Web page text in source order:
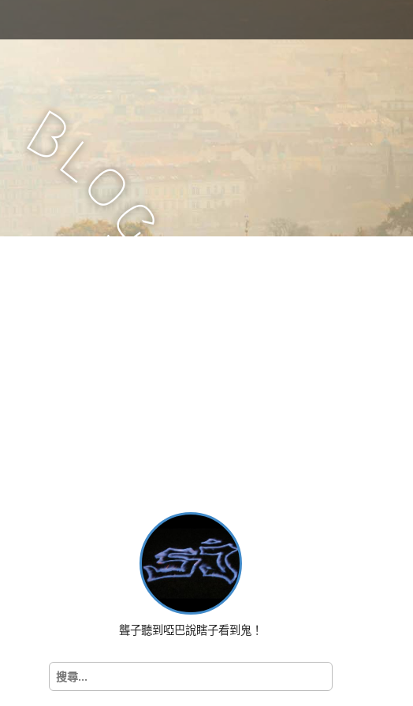
B
l
o
g
聾子聽到啞巴說瞎子看到鬼！
搜
尋